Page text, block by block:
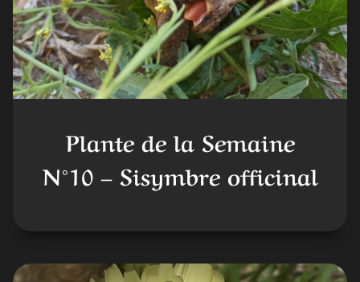
Plante de la Semaine
N°10 – Sisymbre officinal